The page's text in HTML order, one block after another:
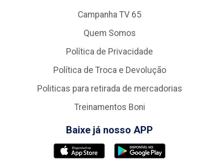
Campanha TV 65
Quem Somos
Política de Privacidade
Política de Troca e Devolução
Politicas para retirada de mercadorias
Treinamentos Boni
Baixe já nosso APP